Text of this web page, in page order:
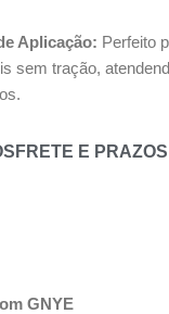
Aplicação: Perfeito
sem tração,
FRETE E PRAZOS
GNYE